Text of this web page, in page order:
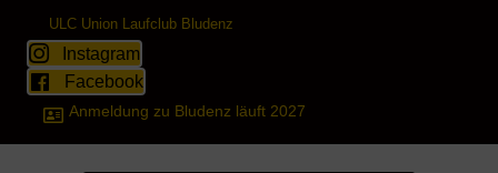
ULC Union Laufclub Bludenz
Instagram
Facebook
Anmeldung zu Bludenz läuft 2027